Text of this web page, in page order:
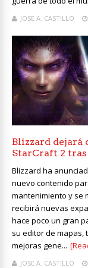
JOSE A. CASTILLO
Blizzard dejará
StarCraft 2 tras
Blizzard ha
nuevo contenido
mantenimiento y se
recibirá nuevas
hace poco un gran
su editor de mapas,
mejoras gene...
JOSE A. CASTILLO